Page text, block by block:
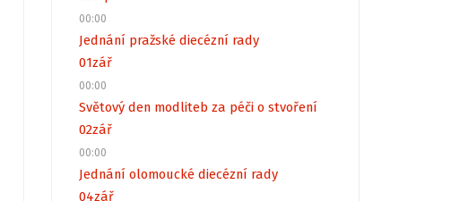
00:00
Jednání pražské diecézní rady
01zář
00:00
Světový den modliteb za péči o stvoření
02zář
00:00
Jednání olomoucké diecézní rady
04zář